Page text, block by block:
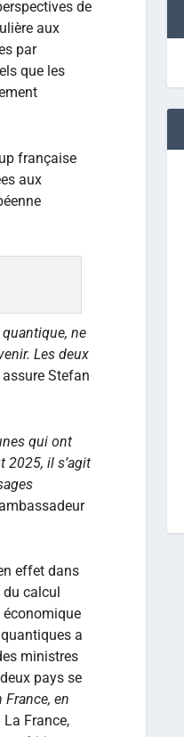
de
aux
par
que les
française
aux
ne
Les deux
assure Stefan
qui ont
2025, il s’agit
effet dans
calcul
a
ministres
pays se
en
La France,